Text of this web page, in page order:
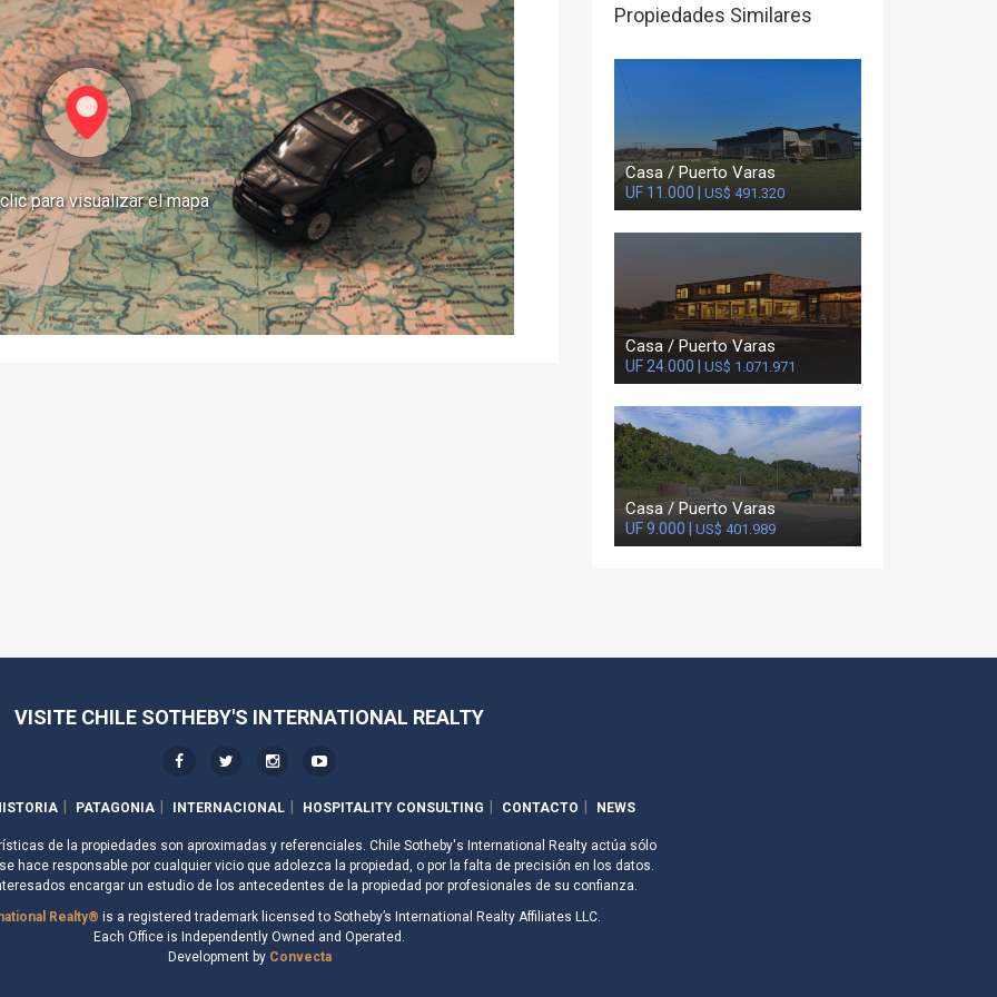
para visualizar el mapa
Propiedades Similares
Casa / Puerto Varas
UF 11.000 | US$ 491.320
Casa / Puerto Varas
UF 24.000 | US$ 1.071.971
Casa / Puerto Varas
UF 9.000 | US$ 401.989
VISITE CHILE SOTHEBY'S INTERNATIONAL REALTY
PATAGONIA INTERNACIONAL HOSPITALITY CONSULTING CONTACTO NEWS
de la propiedades son aproximadas y referenciales. Chile Sotheby's International Realty actúa sólo
hace responsable por cualquier vicio que adolezca la propiedad, o por la falta de precisión en los datos.
encargar un estudio de los antecedentes de la propiedad por profesionales de su confianza.
Realty® is a registered trademark licensed to Sotheby’s International Realty Affiliates LLC.
Each Office is Independently Owned and Operated.
Development by Convecta